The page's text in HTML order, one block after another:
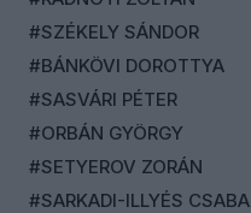
#SZÉKELY SÁNDOR
#BÁNKÖVI DOROTTYA
#SASVÁRI PÉTER
#ORBÁN GYÖRGY
#SETYEROV ZORÁN
#SARKADI-ILLYÉS CSABA